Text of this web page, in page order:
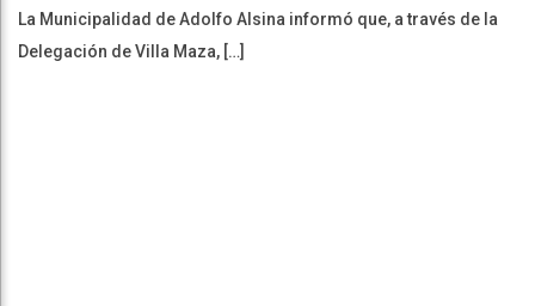
La Municipalidad de Adolfo Alsina informó que, a través de la
Delegación de Villa Maza, […]